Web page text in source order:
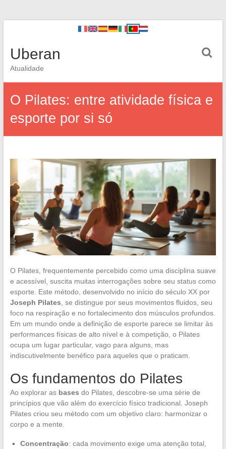
Uberan
Atualidade
O Pilates: entre atividade física e
esporte por si só
O Pilates, frequentemente percebido como uma disciplina suave
e acessível, suscita muitas interrogações sobre seu status como
esporte. Este método, desenvolvido no início do século XX por
Joseph Pilates , se distingue por seus movimentos fluidos, seu
foco na respiração e no fortalecimento dos músculos profundos.
Em um mundo onde a definição de esporte parece se limitar às
performances físicas de alto nível e à competição, o Pilates
ocupa um lugar particular, vago para alguns, mas
indiscutivelmente benéfico para aqueles que o praticam.
Os fundamentos do Pilates
Ao explorar as bases do Pilates, descobre-se uma série de
princípios que vão além do exercício físico tradicional. Joseph
Pilates criou seu método com um objetivo claro: harmonizar o
corpo e a mente.
Concentração: cada movimento exige uma atenção total,